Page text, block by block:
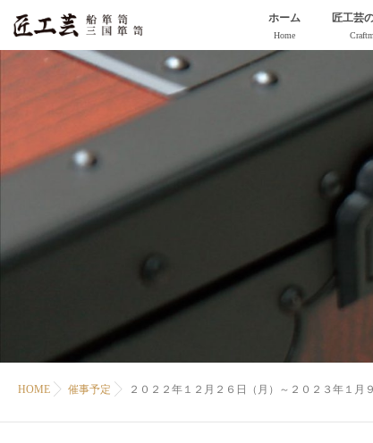
ホーム
Home
匠工芸
HOME 催事予定 ２０２２年１２月２６日（月）～２０２３年１